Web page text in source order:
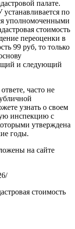
палате.
устанавливается по
уполномоченными
стоимость
переоценки в
99 руб, то только
и следующий
часто не
узнать о своем
инспекцию с
утверждена
годы.
на сайте
стоимость